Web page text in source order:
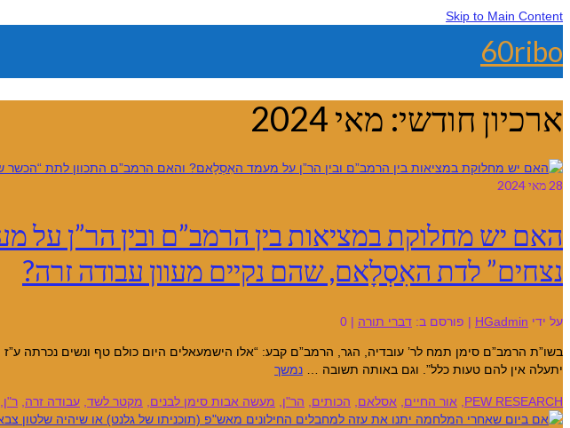
Skip to Main Content
60ribo
ארכיון חודשי: מאי 2024
28 מאי 2024
האם יש מחלוקת במציאות בין הרמב”ם ובין הר”ן
נצחים” לדת האִסְלָאם, שהם נקיים מעוון עבודה זרה?
על ידי HGadmin
| פורסם ב: דברי תורה |
0
בשו”ת הרמב”ם סימן תמח לר’ עובדיה, הגר, הרמב”ם קבע: “אלו הישמעאלים היום כולם טף ונשים נכרתה
יתעלה אין להם טעות כלל”. וגם באותה תשובה … נמשך
PEW RESEARCH אור החיים אסלאם הכותים הר"ן מעשה אבות סימן לבנים מקטר לשד עבודה זרה ר"ן